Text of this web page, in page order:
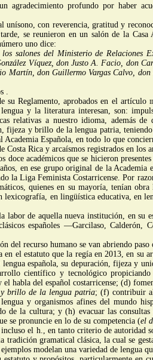
agradecimiento profundo por haber
unísono, con reverencia, gratitud y
se reunieron en un salón de la Casa
uno dice:
salones del Ministerio de
Víquez, don Justo A. Facio, don
Martín, don Guillermo Vargas Calvo,
.
su Reglamento, aprobados en el artículo ii
y la literatura interesan, son:
relativas a nuestro idioma, además
fijeza y brillo de la lengua patria,
Española, en todo lo que
Rica y arcaísmos registrados en los
académicos que se hicieron
en ese grupo original de la
la Liga Feminista Costarricense. Por
quienes en su mayoría, tenían
en lingüística educativa, en
de aquella nueva institución, en su
españoles —Garcilaso, Calderón,
del recurso humano se van abriendo
en el estatuto que la regía en 2013, en su
española, su depuración, fijeza y
científico y tecnológico
el habla del español costarricense; (d)
brillo de la lengua patria; (f) contribuir
y organismos afines del mundo
de la cultura; y (h) evacuar las
se pronuncie en lo de su competencia (el
, incluso el h., en tanto criterio de autoridad
gramatical clásica, la cual se
modelan una variedad de lengua